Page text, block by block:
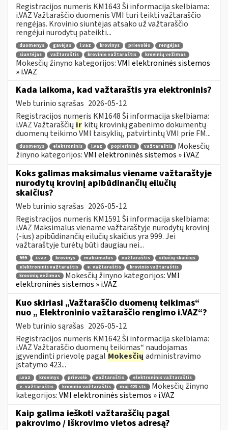
Registracijos numeris KM1643 Ši informacija skelbiama:
i.VAZ Važtaraščio duomenis VMI turi teikti važtaraščio
rengėjas. Krovinio siuntėjas atsako už važtaraščio
rengėjui nurodytų pateikti...
duomenys gavėjas i.vaz krovinys prievolės
rengėjas
siuntėjas
važtaraštis krovinio važtaraštis krovinių vežimas
Mokesčių žinyno kategorijos:VMI elektroninės sistemos
» i.VAZ
Kada laikoma, kad važtaraštis yra elektroninis?
Web turinio sąrašas 2026-05-12
Registracijos numeris KM1648 Ši informacija skelbiama:
i.VAZ Važtaraščių ir kitų krovinių gabenimo dokumentų
duomenų teikimo VMI taisyklių, patvirtintų VMI prie FM...
duomenys elektroninis i.vaz popierinis važtaraštis
Mokesčių
žinyno kategorijos:VMI elektroninės sistemos » i.VAZ
Koks galimas maksimalus viename važtaraštyje
nurodytų krovinį apibūdinančių eilučių
skaičius?
Web turinio sąrašas 2026-05-12
Registracijos numeris KM1591 Ši informacija skelbiama:
i.VAZ Maksimalus viename važtaraštyje nurodytų krovinį
(-ius) apibūdinančių eilučių skaičius yra 999. Jei
važtaraštyje turėtų būti daugiau nei...
999 i.vaz krovinys maksimalus važtaraštis
eilučių skaičius
elektroninis važtaraštis
e. važtaraštis
krovinio važtaraštis
krovinių vežimas
Mokesčių žinyno kategorijos:VMI
elektroninės sistemos » i.VAZ
Kuo skiriasi „Važtaraščio duomenų teikimas“
nuo „ Elektroninio važtaraščio rengimo i.VAZ“?
Web turinio sąrašas 2026-05-12
Registracijos numeris KM1642 Ši informacija skelbiama:
i.VAZ Važtaraščio duomenų teikimas“ naudojamas
įgyvendinti prievolę pagal Mokesčių administravimo
įstatymo 423...
i.vaz krovinys prievolė važtaraštis
elektroninis važtaraštis
e. važtaraštis
krovinio važtaraštis maį 423 str.
Mokesčių žinyno
kategorijos:VMI elektroninės sistemos » i.VAZ
Kaip galima ieškoti važtaraščių pagal
pakrovimo / iškrovimo vietos adresą?